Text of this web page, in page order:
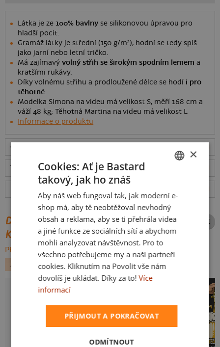
Látka je ze 100% bavlny se silikonovou úpravou pro
hladší pocit.
Gramáž látky je střední (150 g/m²), hodní se tedy spíš
jako jarní nebo letní tričko.
Má zajímavývolný střih se širokým spodním lemem a
kratšími rukávy.
Díky volnému střihu a prodloužené délce se hodí i pro
těhotné.
Modelka Simona na videu má velikost S, měří 168 cm a
váží 48 kg; Těhotná Martina na videu má velikost L
Informace o produktu
Tabulka velikostí: Jakou vybrat?
DALŠÍ POTISKY ZE STEJNÉ
KATEGORIE
PROCHÁZET VŠE:
ALKOHOL
PÁRTY
SLOVAK
×
Cookies: Ať je Bastard
takový, jak ho znáš
Aby náš web fungoval tak, jak moderní e-
shop má, aby tě neobtěžoval nevhodný
obsah a reklama, aby se ti přehrála videa
a jiné funkce ze sociálních sítí a abychom
mohli analyzovat návštěvnost. Pro to
všechno potřebujeme my a naši partneři
cookies. Kliknutím na Povolit vše nám
dovolíš je ukládat. Díky za to! Více
informací
PŘIJMOUT A POKRAČOVAT
ODMÍTNOUT